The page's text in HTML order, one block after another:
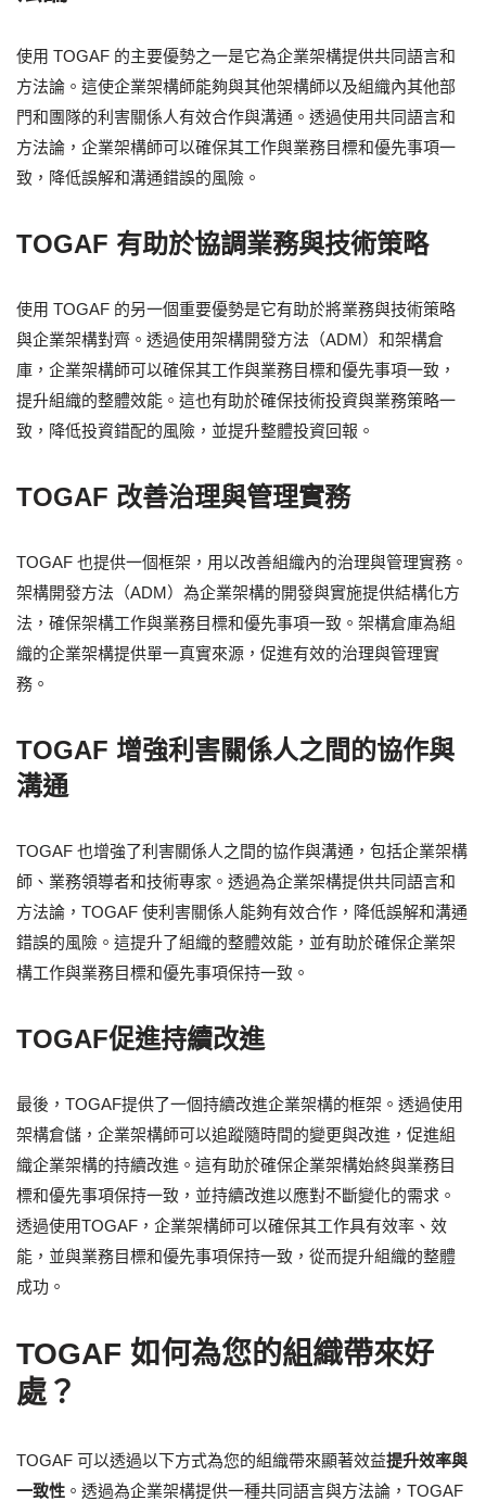
使用 TOGAF 的主要優勢之一是它為企業架構提供共同語言和
方法論。這使企業架構師能夠與其他架構師以及組織內其他部
門和團隊的利害關係人有效合作與溝通。透過使用共同語言和
方法論，企業架構師可以確保其工作與業務目標和優先事項一
致，降低誤解和溝通錯誤的風險。
TOGAF 有助於協調業務與技術策略
使用 TOGAF 的另一個重要優勢是它有助於將業務與技術策略
與企業架構對齊。透過使用架構開發方法（ADM）和架構倉
庫，企業架構師可以確保其工作與業務目標和優先事項一致，
提升組織的整體效能。這也有助於確保技術投資與業務策略一
致，降低投資錯配的風險，並提升整體投資回報。
TOGAF 改善治理與管理實務
TOGAF 也提供一個框架，用以改善組織內的治理與管理實務。
架構開發方法（ADM）為企業架構的開發與實施提供結構化方
法，確保架構工作與業務目標和優先事項一致。架構倉庫為組
織的企業架構提供單一真實來源，促進有效的治理與管理實
務。
TOGAF 增強利害關係人之間的協作與
溝通
TOGAF 也增強了利害關係人之間的協作與溝通，包括企業架構
師、業務領導者和技術專家。透過為企業架構提供共同語言和
方法論，TOGAF 使利害關係人能夠有效合作，降低誤解和溝通
錯誤的風險。這提升了組織的整體效能，並有助於確保企業架
構工作與業務目標和優先事項保持一致。
TOGAF促進持續改進
最後，TOGAF提供了一個持續改進企業架構的框架。透過使用
架構倉儲，企業架構師可以追蹤隨時間的變更與改進，促進組
織企業架構的持續改進。這有助於確保企業架構始終與業務目
標和優先事項保持一致，並持續改進以應對不斷變化的需求。
透過使用TOGAF，企業架構師可以確保其工作具有效率、效
能，並與業務目標和優先事項保持一致，從而提升組織的整體
成功。
TOGAF 如何為您的組織帶來好
處？
TOGAF 可以透過以下方式為您的組織帶來顯著效益提升效率與
一致性 。透過為企業架構提供一種共同語言與方法論，TOGAF